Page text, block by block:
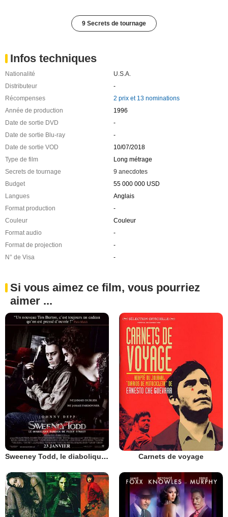
9 Secrets de tournage
Infos techniques
Nationalité
U.S.A.
Distributeur
-
Récompenses
2 prix et 13 nominations
Année de production
1996
Date de sortie DVD
-
Date de sortie Blu-ray
-
Date de sortie VOD
10/07/2018
Type de film
Long métrage
Secrets de tournage
9 anecdotes
Budget
55 000 000 USD
Langues
Anglais
Format production
-
Couleur
Couleur
Format audio
-
Format de projection
-
N° de Visa
-
Si vous aimez ce film, vous pourriez
aimer ...
Sweeney Todd, le diabolique barbier de Fleet Street Carnets de voyage